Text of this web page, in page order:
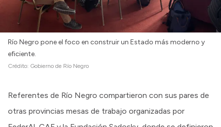
Río Negro pone el foco en construir un Estado más moderno y
eficiente.
Crédito: Gobierno de Río Negro
Referentes de Río Negro compartieron con sus pares de
otras provincias mesas de trabajo organizadas por